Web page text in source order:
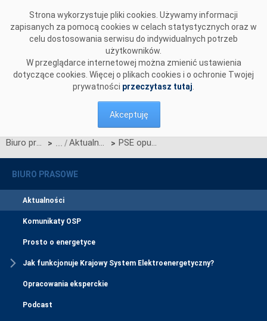
Strona wykorzystuje pliki cookies. Używamy informacji
zapisanych za pomocą cookies w celach statystycznych oraz w
celu dostosowania serwisu do indywidualnych potrzeb
użytkowników.
W przeglądarce internetowej można zmienić ustawienia
dotyczące cookies. Więcej o plikach cookies i o ochronie Twojej
prywatności przeczytasz tutaj
Akceptuję
Biuro prasowe > Aktualności > PSE opublikowały wstępne wyniki aukcji głównej na rok dostaw 2028
BIURO PRASOWE
Aktualności
Komunikaty OSP
Prosto o energetyce
Jak funkcjonuje Krajowy System Elektroenergetyczny?
Opracowania eksperckie
Podcast